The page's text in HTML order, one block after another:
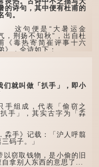
的诗句，其中便有杜甫的
句。
这句便是“大暑运金
，荆扬不知秋”，出自杜
《毒热寄简崔评事十六
》，全诗如下：
下有塌翼，水中无行
。
行当中“金”对应秋
，代表凉爽肃杀之
气。“运”是“运行”，描写大
转。
荆扬”指荆州（湖北）
扬州（江苏），泛指长江
下游地区，“...
就叫做「扒手」，即小
组成，代表「偷窃之
手」，其实古字为「掱
手》记载：「沪人呼翦
码子。」
窃取钱物，是小偷的旧
拿别人东西的意思了...